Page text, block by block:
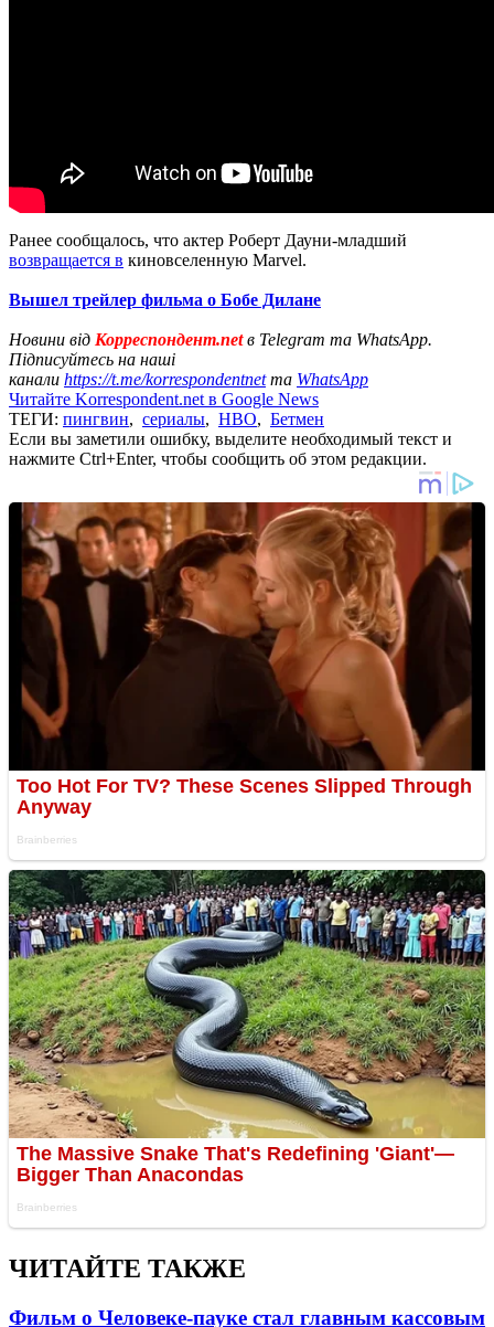
Ранее сообщалось, что актер Роберт Дауни-младший
возвращается в киновселенную Marvel.
Вышел трейлер фильма о Бобе Дилане
Новини від Корреспондент.netв Telegram та WhatsApp.
Підписуйтесь на наші
канали https://t.me/korrespondentnetта WhatsApp
Читайте Korrespondent.net в Google News
ТЕГИ: пингвин, сериалы, HBO, Бетмен
Если вы заметили ошибку, выделите необходимый текст и
нажмите Ctrl+Enter, чтобы сообщить об этом редакции.
ЧИТАЙТЕ ТАКЖЕ
Фильм о Человеке-пауке стал главным кассовым